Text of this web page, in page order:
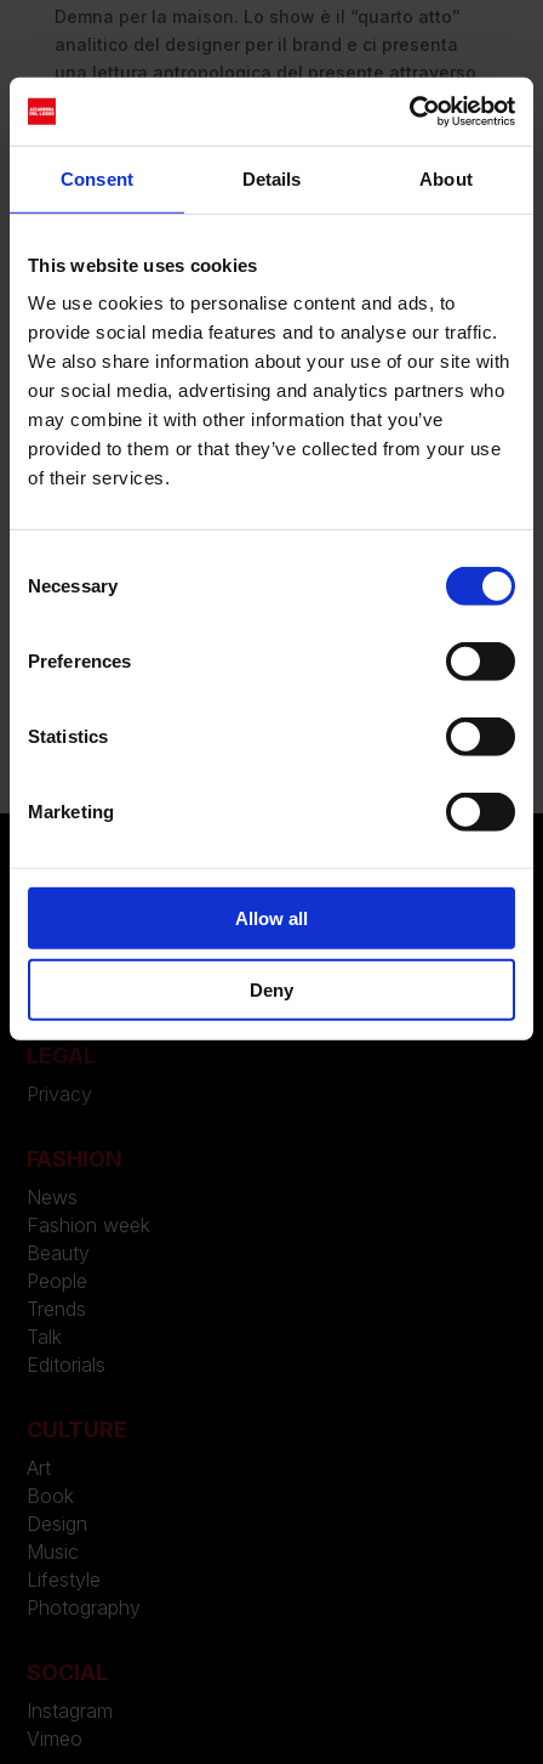
Consent Details About
This website uses cookies
We use cookies to personalise content and ads, to
provide social media features and to analyse our traffic.
We also share information about your use of our site with
our social media, advertising and analytics partners who
may combine it with other information that you’ve
provided to them or that they’ve collected from your use
of their services.
Selection
Necessary
Preferences
Statistics
Marketing
Allow all
Deny
Demna per la maison. Lo show è il “quarto atto”
analitico del designer per il brand e ci presenta
una lettura antropologica del presente attraverso
un guardaroba...
Cerca
Recent Posts
Dolce Vita Riviera
Le donne omeriche e l’eterna resistenza: il
coraggio di chi persiste all’ombra degli eroi
Slayyyter e il sogno decadente della provincia
americana: chi è la nuova anti-diva della musica
collaborazione e il lancio della Gel-Resolution™ 5
L’universo crepuscolare di Miu Miu: Hailey Bieber e
Xiao Wen Ju sono le protagoniste della nuova
Nessun commento da mostrare.
Manifesto
LEGAL
Privacy
FASHION
News
Fashion week
Beauty
People
Trends
Talk
Editorials
CULTURE
Art
Book
Design
Music
Lifestyle
Photography
SOCIAL
Instagram
Vimeo